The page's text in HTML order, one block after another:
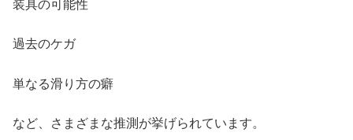
装具の可能性
過去のケガ
単なる滑り方の癖
など、さまざまな推測が挙げられています。